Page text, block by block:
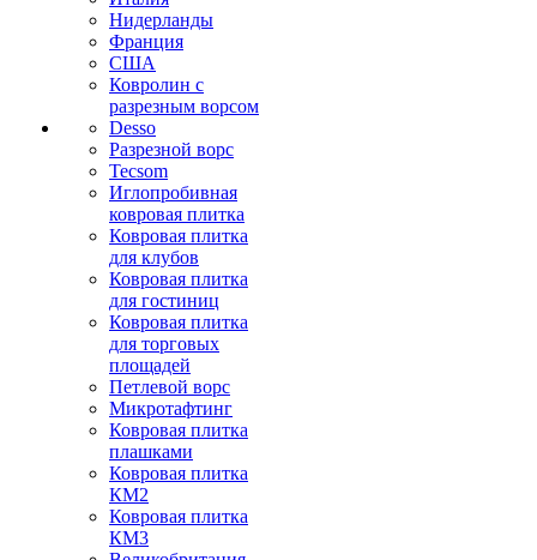
Нидерланды
Франция
США
Ковролин с
разрезным ворсом
Desso
Разрезной ворс
Tecsom
Иглопробивная
ковровая плитка
Ковровая плитка
для клубов
Ковровая плитка
для гостиниц
Ковровая плитка
для торговых
площадей
Петлевой ворс
Микротафтинг
Ковровая плитка
плашками
Ковровая плитка
КМ2
Ковровая плитка
КМ3